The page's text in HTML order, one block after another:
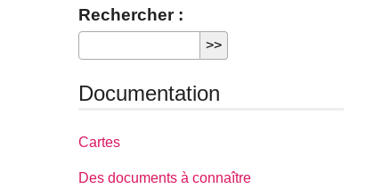
Rechercher :
Documentation
Cartes
Des documents à connaître